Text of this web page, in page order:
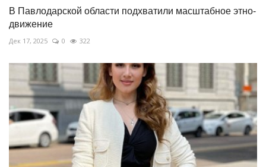
В Павлодарской области подхватили масштабное этно-
движение
Дек 17, 2025 0 322